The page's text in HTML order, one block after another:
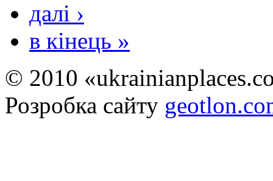
далі ›
в кінець »
© 2010
Розробка сайту